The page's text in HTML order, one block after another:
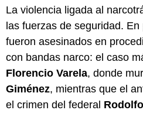
La violencia ligada al
las fuerzas de seguridad.
fueron asesinados en
con bandas narco: el caso
Florencio Varela, donde
Giménez, mientras que el
el crimen del federal